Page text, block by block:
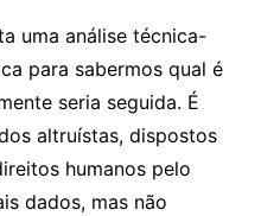
uma análise técnica-
para sabermos qual é
seria seguida. É
altruístas, dispostos
humanos pelo
dados, mas não